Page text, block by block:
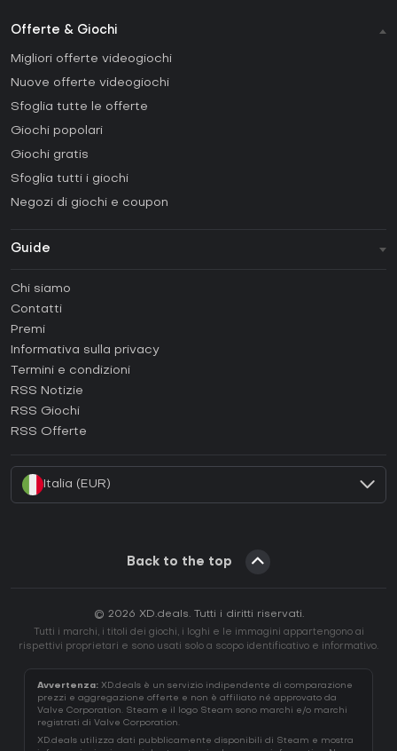
Offerte & Giochi
Migliori offerte videogiochi
Nuove offerte videogiochi
Sfoglia tutte le offerte
Giochi popolari
Giochi gratis
Sfoglia tutti i giochi
Negozi di giochi e coupon
Guide
Come attivare una Steam CD Key?
Come attivare una Epic Games CD Key?
Come attivare una GOG CD Key?
Come attivare una Ubisoft Connect CD Key?
Chi siamo
Contatti
Premi
Informativa sulla privacy
Termini e condizioni
RSS Notizie
RSS Giochi
RSS Offerte
Italia (EUR)
Back to the top
© 2026 XD.deals. Tutti i diritti riservati.
Tutti i marchi, i titoli dei giochi, i loghi e le immagini appartengono ai
rispettivi proprietari e sono usati solo a scopo identificativo e informativo.
Avvertenza: XD.deals è un servizio indipendente di comparazione
prezzi e aggregazione offerte e non è affiliato né approvato da
Valve Corporation. Steam e il logo Steam sono marchi e/o marchi
registrati di Valve Corporation.
XD.deals utilizza dati pubblicamente disponibili di Steam e mostra